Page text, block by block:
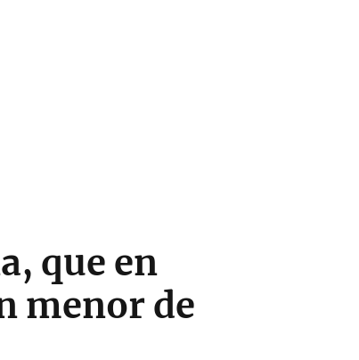
que en
menor de